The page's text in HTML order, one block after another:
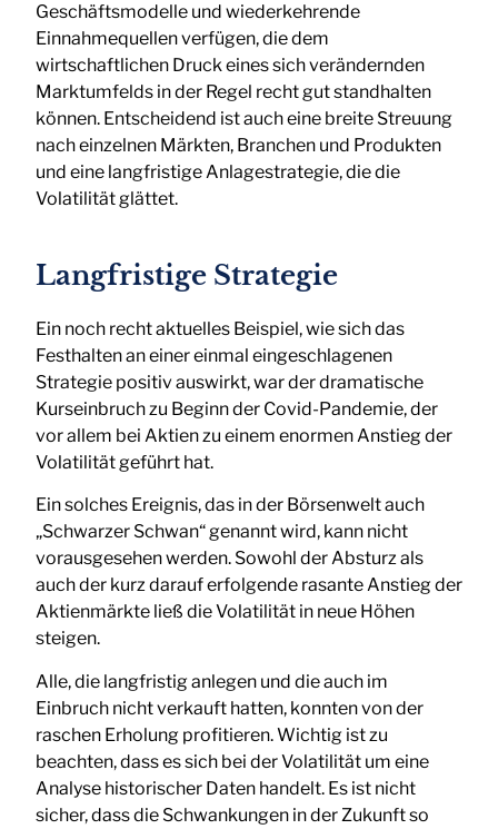
Geschäftsmodelle und wiederkehrende
Einnahmequellen verfügen, die dem
wirtschaftlichen Druck eines sich verändernden
Marktumfelds in der Regel recht gut standhalten
können. Entscheidend ist auch eine breite Streuung
nach einzelnen Märkten, Branchen und Produkten
und eine langfristige Anlagestrategie, die die
Volatilität glättet.
Langfristige Strategie
Ein noch recht aktuelles Beispiel, wie sich das
Festhalten an einer einmal eingeschlagenen
Strategie positiv auswirkt, war der dramatische
Kurseinbruch zu Beginn der Covid-Pandemie, der
vor allem bei Aktien zu einem enormen Anstieg der
Volatilität geführt hat.
Ein solches Ereignis, das in der Börsenwelt auch
„Schwarzer Schwan“ genannt wird, kann nicht
vorausgesehen werden. Sowohl der Absturz als
auch der kurz darauf erfolgende rasante Anstieg der
Aktienmärkte ließ die Volatilität in neue Höhen
steigen.
Alle, die langfristig anlegen und die auch im
Einbruch nicht verkauft hatten, konnten von der
raschen Erholung profitieren. Wichtig ist zu
beachten, dass es sich bei der Volatilität um eine
Analyse historischer Daten handelt. Es ist nicht
sicher, dass die Schwankungen in der Zukunft so